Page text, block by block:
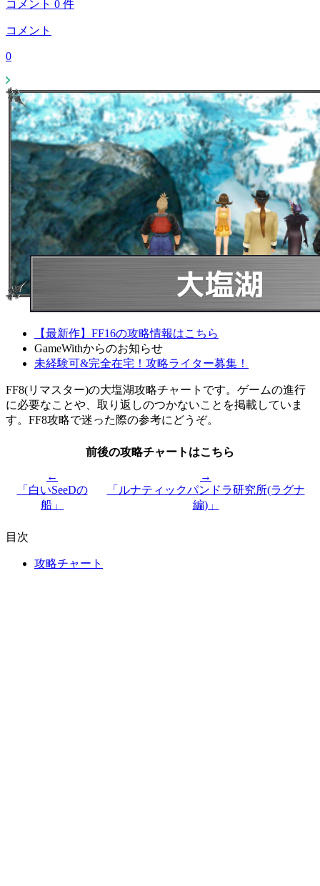
コメント 0 件
コメント
0
【最新作】FF16の攻略情報はこちら
GameWithからのお知らせ
未経験可&完全在宅！攻略ライター募集！
FF8(リマスター)の大塩湖攻略チャートです。ゲームの進行
に必要なことや、取り返しのつかないことを掲載していま
す。FF8攻略で迷った際の参考にどうぞ。
前後の攻略チャートはこちら
←
「白いSeeDの
船」
→
「ルナティックパンドラ研究所(ラグナ
編)」
目次
攻略チャート